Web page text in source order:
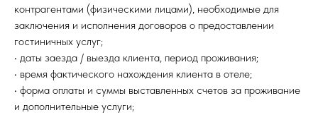
контрагентами (физическими лицами), необходимые для
заключения и исполнения договоров о предоставлении
гостиничных услуг;
• даты заезда / выезда клиента, период проживания;
• время фактического нахождения клиента в отеле;
• форма оплаты и суммы выставленных счетов за проживание
и дополнительные услуги;